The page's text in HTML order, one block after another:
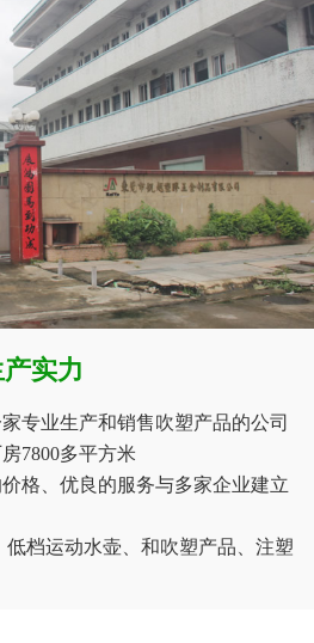
实力
专业生产和销售吹塑产品的公司
7800多平方米
格、优良的服务与多家企业建立
档运动水壶、和吹塑产品、注塑